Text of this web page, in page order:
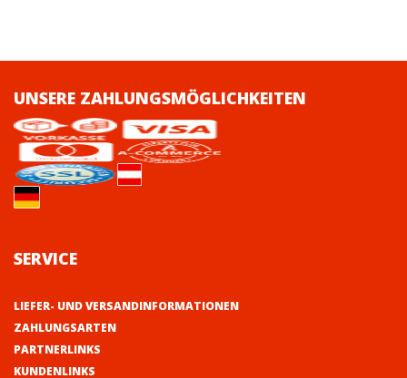
UNSERE ZAHLUNGSMÖGLICHKEITEN
SERVICE
LIEFER- UND VERSANDINFORMATIONEN
ZAHLUNGSARTEN
PARTNERLINKS
KUNDENLINKS